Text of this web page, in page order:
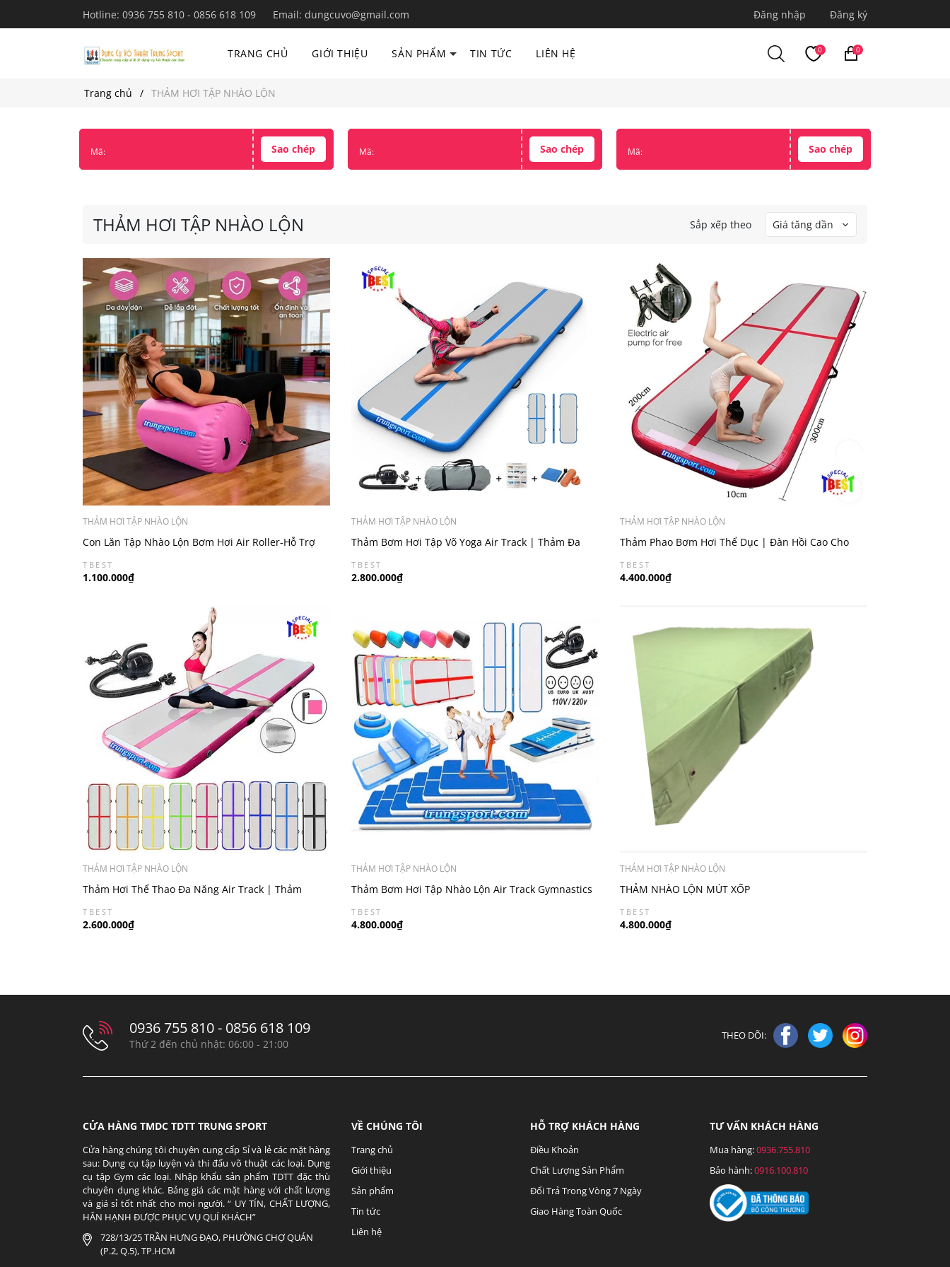
Hotline: 0936 755 810 - 0856 618 109 Email: dungcuvo@gmail.com Đăng nhập Đăng ký
TRANG CHỦ GIỚI THIỆU SẢN PHẨM TIN TỨC LIÊN HỆ 0 0
Trang chủ THẢM HƠI TẬP NHÀO LỘN
Mã: Sao chép Mã: Sao chép Mã: Sao chép
THẢM HƠI TẬP NHÀO LỘN Sắp xếp theo Giá tăng dần
THẢM HƠI TẬP NHÀO LỘN
Con Lăn Tập Nhào Lộn Bơm Hơi Air Roller-Hỗ Trợ
Tập Yoga Uốn Dẻo
TBEST
1.100.000₫
THẢM HƠI TẬP NHÀO LỘN
Thảm Bơm Hơi Tập Võ Yoga Air Track | Thảm Đa
Năng Cao Cấp (0.2*1M)
TBEST
2.800.000₫
THẢM HƠI TẬP NHÀO LỘN
Thảm Phao Bơm Hơi Thể Dục | Đàn Hồi Cao Cho
Vận Động Thể Thao (0.1*2M)
TBEST
4.400.000₫
THẢM HƠI TẬP NHÀO LỘN
Thảm Hơi Thể Thao Đa Năng Air Track | Thảm
Gymnastics Cao Cấp (0.1*1m)
TBEST
2.600.000₫
THẢM HƠI TẬP NHÀO LỘN
Thảm Bơm Hơi Tập Nhào Lộn Air Track Gymnastics
Tặng Bơm Điện (0.2*2m)
TBEST
4.800.000₫
THẢM HƠI TẬP NHÀO LỘN
THẢM NHÀO LỘN MÚT XỐP
TBEST
4.800.000₫
0936 755 810 - 0856 618 109
Thứ 2 đến chủ nhật: 06:00 - 21:00
THEO DÕI:
CỬA HÀNG TMDC TDTT TRUNG SPORT
Cửa hàng chúng tôi chuyên cung cấp Sỉ và lẻ các mặt hàng
sau: Dụng cụ tập luyện và thi đấu võ thuật các loại. Dụng
cụ tập Gym các loại. Nhập khẩu sản phẩm TDTT đặc thù
chuyên dụng khác. Bảng giá các mặt hàng với chất lượng
và giá sỉ tốt nhất cho mọi người. “ UY TÍN, CHẤT LƯỢNG,
HÂN HẠNH ĐƯỢC PHỤC VỤ QUÍ KHÁCH”
728/13/25 TRẦN HƯNG ĐẠO, PHƯỜNG CHỢ QUÁN
(P.2, Q.5), TP.HCM
VỀ CHÚNG TÔI
Trang chủ
Giới thiệu
Sản phẩm
Tin tức
Liên hệ
HỖ TRỢ KHÁCH HÀNG
Điều Khoản
Chất Lượng Sản Phẩm
Đổi Trả Trong Vòng 7 Ngày
Giao Hàng Toàn Quốc
TƯ VẤN KHÁCH HÀNG
Mua hàng:0936.755.810
Bảo hành:0916.100.810